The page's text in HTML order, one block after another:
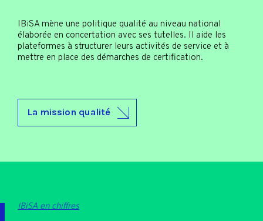
IBiSA mène une politique qualité au niveau national
élaborée en concertation avec ses tutelles. Il aide les
plateformes à structurer leurs activités de service et à
mettre en place des démarches de certification.
La mission qualité
IBiSA en chiffres